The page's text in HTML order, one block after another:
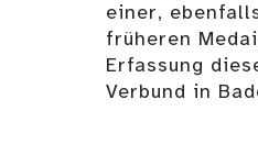
einer,
früheren
Erfassung
Verbund in